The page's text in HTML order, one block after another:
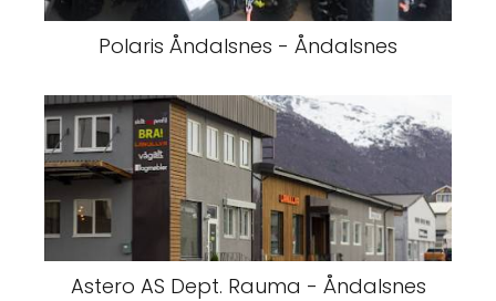
Polaris Åndalsnes - Åndalsnes
Astero AS Dept. Rauma - Åndalsnes